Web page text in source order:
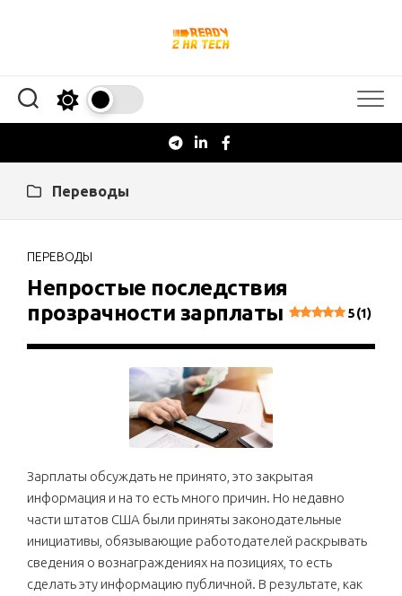
Переводы
ПЕРЕВОДЫ
Непростые последствия
прозрачности зарплаты
5 (1)
Зарплаты обсуждать не принято, это закрытая
информация и на то есть много причин. Но недавно
части штатов США были приняты законодательные
инициативы, обязывающие работодателей раскрывать
сведения о вознаграждениях на позициях, то есть
сделать эту информацию публичной. В результате, как